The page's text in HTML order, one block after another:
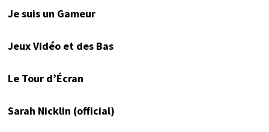
Je suis un Gameur
Jeux Vidéo et des Bas
Le Tour d’Écran
Sarah Nicklin (official)